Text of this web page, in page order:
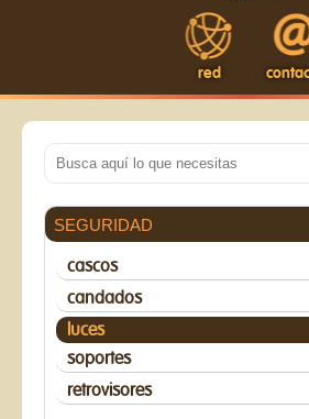
red
SEGURIDAD
cascos
candados
luces
soportes
retrovisores